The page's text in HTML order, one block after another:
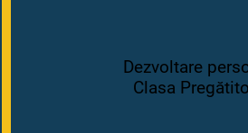
Dezvoltare
Clasa